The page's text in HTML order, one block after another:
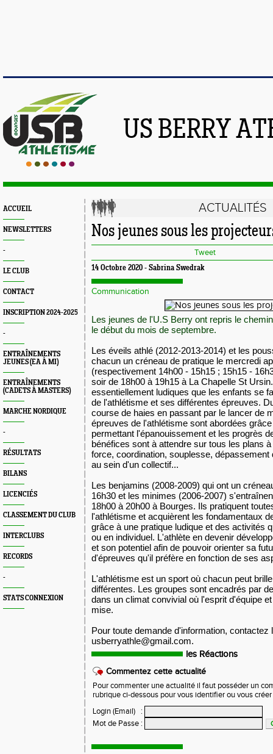
US BERRY
ACCUEIL
NEWSLETTERS
-
LE CLUB
CONTACT
INSCRIPTION 2024-2025
-
ENTRAÎNEMENTS
JEUNES (EA À MI)
ENTRAÎNEMENTS
(CADETS À MASTERS)
MARCHE NORDIQUE
-
RÉSULTATS
BILANS
LICENCIÉS
CLASSEMENT DU CLUB
INTERCLUBS
RECORDS
-
STATS CONNEXION
ACTUALITÉS
Nos jeunes sous les
Tweet
14 Octobre 2020 - Sabrina Swedrak
Communication
Les jeunes de l'U.S Berry ont repris le
le début du mois de septembre.
Les éveils athlé (2012-2013-2014) et les
chacun un créneau de pratique le mercredi
(respectivement 14h00 - 15h15 ; 15h15 -
soir de 18h00 à 19h15 à La Chapelle St
essentiellement ludiques que les enfants se
de l'athlétisme et ses différentes épreuves.
course de haies en passant par le lancer de
épreuves de l'athlétisme sont abordées
permettant l'épanouissement et les progrès
bénéfices sont à attendre sur tous les plans
force, coordination, souplesse,
au sein d'un collectif...
Les benjamins (2008-2009) qui ont un
16h30 et les minimes (2006-2007)
18h00 à 20h00 à Bourges. Ils pratiquent
l'athlétisme et acquièrent les fondamentaux
grâce à une pratique ludique et des activités
ou en individuel. L'athlète en devenir
et son potentiel afin de pouvoir orienter sa
d'épreuves qu'il préfère en fonction de ses
L'athlétisme est un sport où chacun peut
différentes. Les groupes sont encadrés par
dans un climat convivial où l'esprit d'équipe
mise.
Pour toute demande d'information, contactez
usberryathle@gmail.com.
les Réactions
Commentez cette actualité
Pour commenter une actualité il faut posséder un
rubrique ci-dessous pour vous identifier ou vous
Login (Email)
:
Mot de Passe :